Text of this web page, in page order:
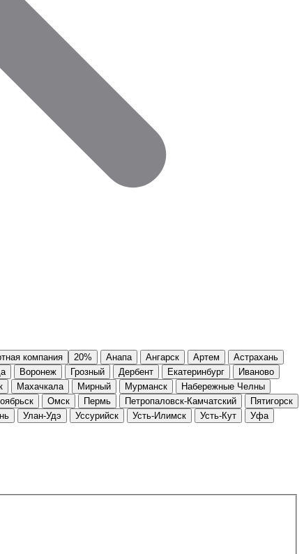
компания 20% Анапа Ангарск Артем
Астрахань
Воронеж Грозный Дербент Екатеринбург
Иваново
Махачкала Мирный Мурманск
Набережные Челны
Омск Пермь Петропаловск-Камчатский
Пятигорск
Улан-Удэ Уссурийск Усть-Илимск Усть-Кут
Уфа